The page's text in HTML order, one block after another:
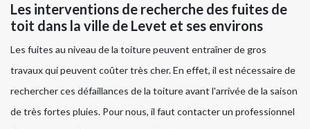
Les interventions de recherche des fuites de
toit dans la ville de Levet et ses environs
Les fuites au niveau de la toiture peuvent entraîner de gros
travaux qui peuvent coûter très cher. En effet, il est nécessaire de
rechercher ces défaillances de la toiture avant l'arrivée de la saison
de très fortes pluies. Pour nous, il faut contacter un professionnel